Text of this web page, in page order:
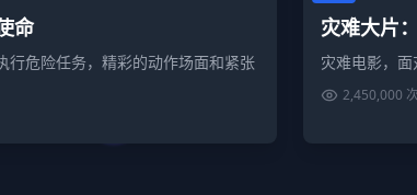
命
行危险任务，精彩的动作场面和紧张
灾难大片
灾难电影，面
2,450,000